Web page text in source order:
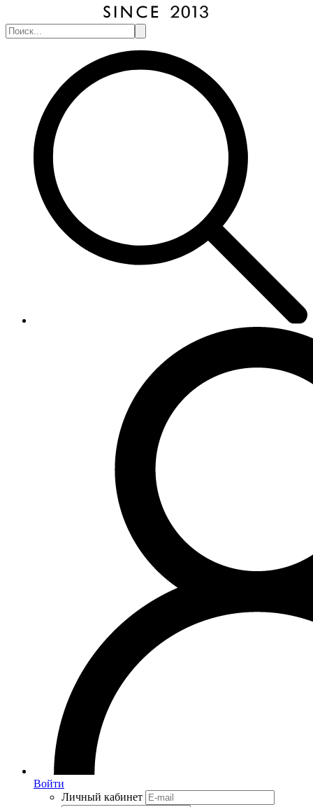
Войти
Личный кабинет